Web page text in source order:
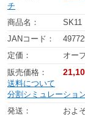
チ
商品名：
JANコード：
定価：
オー
販売価格：
送料について
分割シミュレーショ
発送：
およ